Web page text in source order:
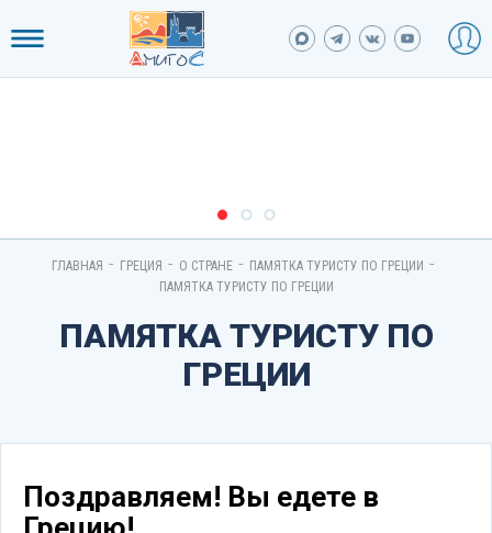
ГЛАВНАЯ - ГРЕЦИЯ - О СТРАНЕ - ПАМЯТКА ТУРИСТУ ПО ГРЕЦИИ -
ПАМЯТКА ТУРИСТУ ПО ГРЕЦИИ
ПАМЯТКА ТУРИСТУ ПО
ГРЕЦИИ
Поздравляем! Вы едете в